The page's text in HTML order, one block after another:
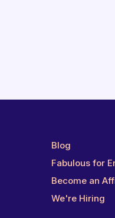
Blog
Fabulous for
Become an
We're Hiring